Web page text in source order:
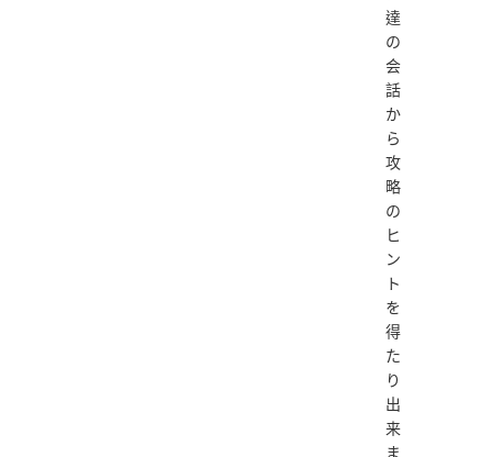
達
の
会
話
か
ら
攻
略
の
ヒ
ン
ト
を
得
た
り
出
来
ま